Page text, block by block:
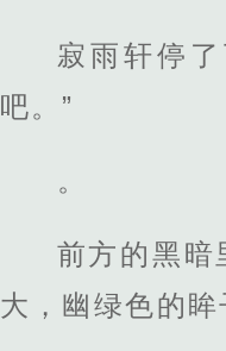
寂雨轩停
吧。”
。
前方的黑暗
大，幽绿色的